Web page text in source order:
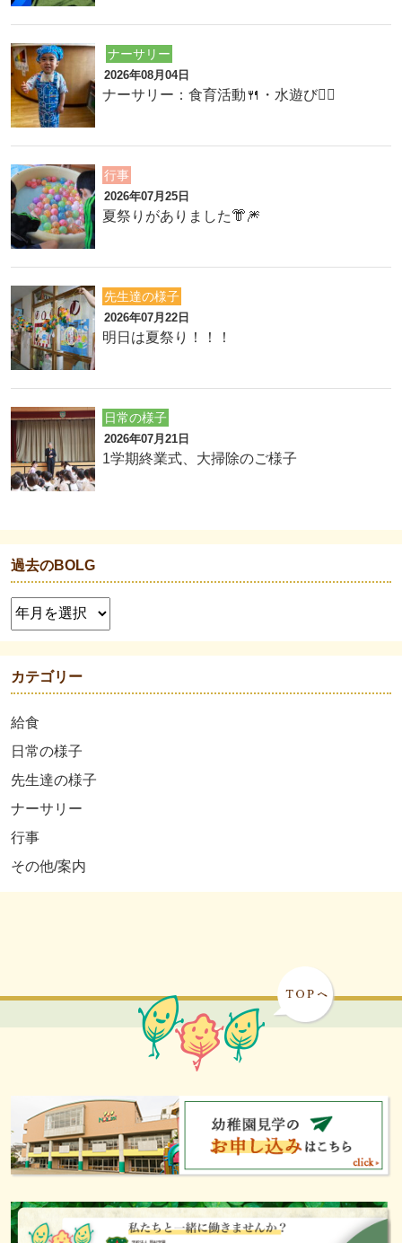
ナーサリー
2026年08月04日
ナーサリー：食育活動🍴・水遊び🏊‍♂️
行事
2026年07月25日
夏祭りがありました👘🎆
先生達の様子
2026年07月22日
明日は夏祭り！！！
日常の様子
2026年07月21日
1学期終業式、大掃除のご様子
過去のBOLG
カテゴリー
給食
日常の様子
先生達の様子
ナーサリー
行事
その他/案内